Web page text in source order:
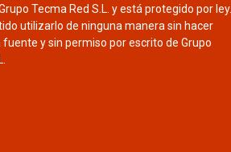
Tecma Red S.L. y está protegido por ley.
utilizarlo de ninguna manera sin hacer
y sin permiso por escrito de Grupo